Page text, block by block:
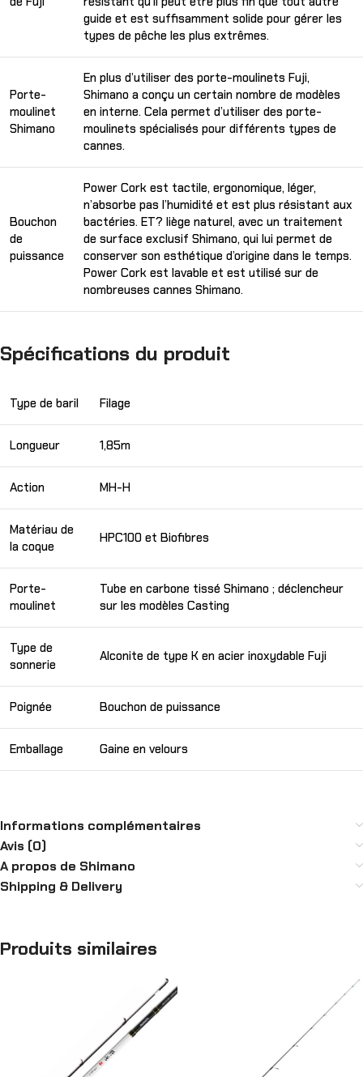
guide et est suffisamment solide pour gérer les
types de pêche les plus extrêmes.
Porte-
moulinet
Shimano
En plus d’utiliser des porte-moulinets Fuji,
Shimano a conçu un certain nombre de modèles
en interne. Cela permet d’utiliser des porte-
moulinets spécialisés pour différents types de
cannes.
Bouchon
de
puissance
Power Cork est tactile, ergonomique, léger,
n’absorbe pas l’humidité et est plus résistant aux
bactéries. ET? liège naturel, avec un traitement
de surface exclusif Shimano, qui lui permet de
conserver son esthétique d’origine dans le temps.
Power Cork est lavable et est utilisé sur de
nombreuses cannes Shimano.
Spécifications du produit
Type de baril Filage
Longueur 1,85m
Action MH-H
Matériau de
la coque
HPC100 et Biofibres
Porte-
moulinet
Tube en carbone tissé Shimano ; déclencheur
sur les modèles Casting
Type de
sonnerie
Alconite de type K en acier inoxydable Fuji
Poignée Bouchon de puissance
Emballage Gaine en velours
Informations complémentaires
Avis (0)
A propos de Shimano
Shipping & Delivery
Produits similaires